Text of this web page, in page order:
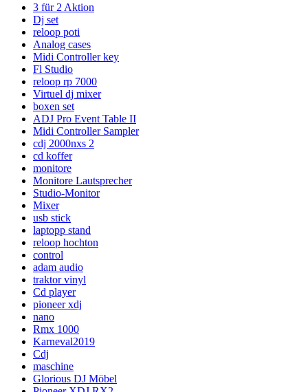
3 für 2 Aktion
Dj set
reloop poti
Analog cases
Midi Controller key
Fl Studio
reloop rp 7000
Virtuel dj mixer
boxen set
ADJ Pro Event Table II
Midi Controller Sampler
cdj 2000nxs 2
cd koffer
monitore
Monitore Lautsprecher
Studio-Monitor
Mixer
usb stick
laptopp stand
reloop hochton
control
adam audio
traktor vinyl
Cd player
pioneer xdj
nano
Rmx 1000
Karneval2019
Cdj
maschine
Glorious DJ Möbel